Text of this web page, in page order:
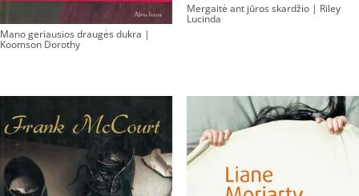
Mano geriausios draugės dukra |
Koomson Dorothy
Mergaitė ant jūros skardžio | Riley
Lucinda